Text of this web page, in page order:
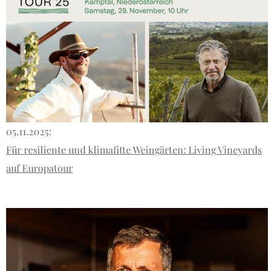
05.11.2025:
Für resiliente und klimafitte Weingärten: Living Vineyards
auf Europatour